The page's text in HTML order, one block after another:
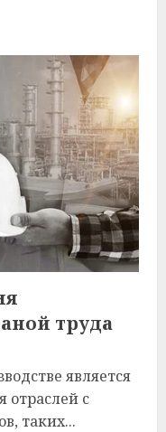
труда
является
отраслей с
таких...